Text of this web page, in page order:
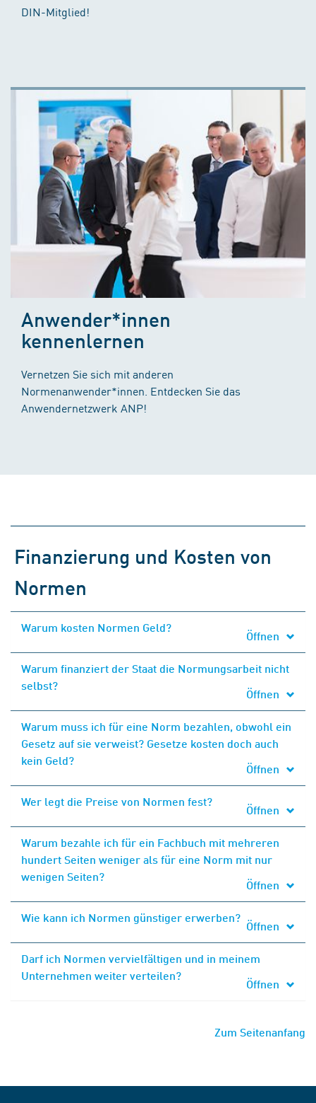
DIN-Mitglied!
Anwender*innen
kennenlernen
Vernetzen Sie sich mit anderen
Normenanwender*innen. Entdecken Sie das
Anwendernetzwerk ANP!
Finanzierung und Kosten von
Normen
Warum kosten Normen Geld?
Öffnen
Warum finanziert der Staat die Normungsarbeit nicht
selbst?
Öffnen
Warum muss ich für eine Norm bezahlen, obwohl ein
Gesetz auf sie verweist? Gesetze kosten doch auch
kein Geld?
Öffnen
Wer legt die Preise von Normen fest?
Öffnen
Warum bezahle ich für ein Fachbuch mit mehreren
hundert Seiten weniger als für eine Norm mit nur
wenigen Seiten?
Öffnen
Wie kann ich Normen günstiger erwerben?
Öffnen
Darf ich Normen vervielfältigen und in meinem
Unternehmen weiter verteilen?
Öffnen
Zum Seitenanfang